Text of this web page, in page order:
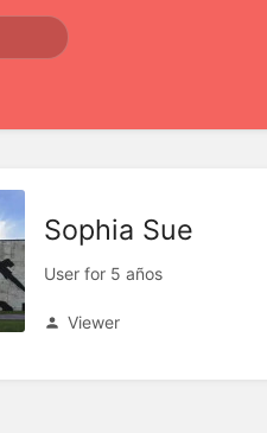
Sophia Sue
User for 5 años
Viewer